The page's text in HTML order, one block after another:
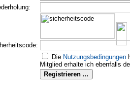
Die Nutzungs­bedingungen
Mitglied erhalte ich ebenfalls